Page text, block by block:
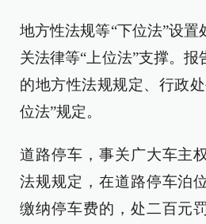
地方性法规等“下位法”设置
关法律等“上位法”支撑。
的地方性法规规定、行政
位法”规定。
道路停车，事关广大车主
法规规定，在道路停车泊
缴纳停车费的，处二百元